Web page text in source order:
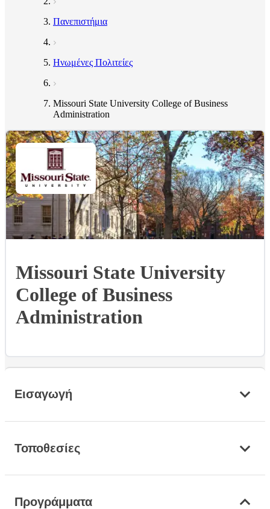
Πανεπιστήμια
Ηνωμένες Πολιτείες
Missouri State University College of Business
Administration
Missouri State University
College of Business
Administration
Εισαγωγή
Τοποθεσίες
Προγράμματα